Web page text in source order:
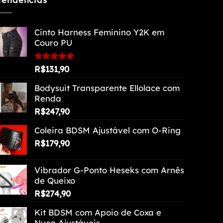
Cinto Harness Feminino Y2K em
Couro PU
Avaliação
5.00
de 5
R$131,90
Bodysuit Transparente Ellolace com
Renda
R$247,90
Coleira BDSM Ajustável com O-Ring
R$179,90
Vibrador G-Ponto Heseks com Arnês
de Queixo
R$274,90
Kit BDSM com Apoio de Coxa e